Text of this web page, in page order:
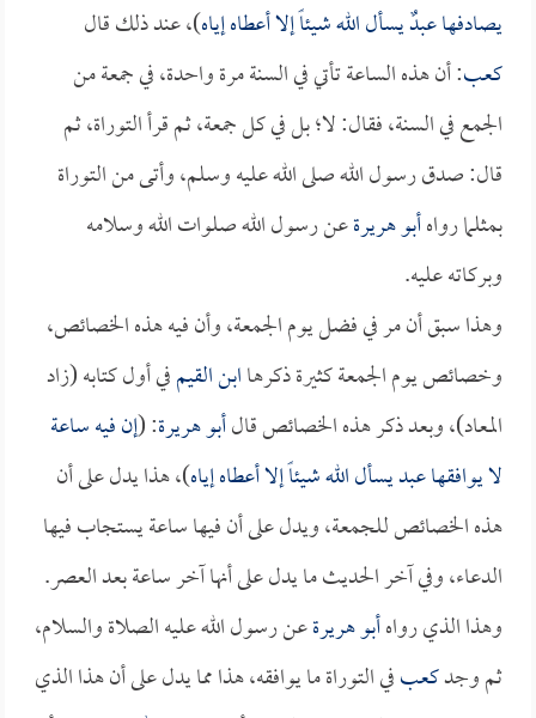
يصادفها عبدٌ يسأل الله شيئاً إلا أعطاه إياه)، عند ذلك قال
كعب: أن هذه الساعة تأتي في السنة مرة واحدة، في جمعة من
الجمع في السنة، فقال: لا؛ بل في كل جمعة، ثم قرأ التوراة، ثم
قال: صدق رسول الله صلى الله عليه وسلم، وأتى من التوراة
بمثلما رواهأبو هريرةعن رسول الله صلوات الله وسلامه
وبركاته عليه.
وهذا سبق أن مر في فضل يوم الجمعة، وأن فيه هذه الخصائص،
وخصائص يوم الجمعة كثيرة ذكرهاابن القيمفي أول كتابه (زاد
المعاد)، وبعد ذكر هذه الخصائص قالأبو هريرة: (إن فيه ساعة
لا يوافقها عبد يسأل الله شيئاً إلا أعطاه إياه)، هذا يدل على أن
هذه الخصائص للجمعة، ويدل على أن فيها ساعة يستجاب فيها
الدعاء، وفي آخر الحديث ما يدل على أنها آخر ساعة بعد العصر.
وهذا الذي رواهأبو هريرةعن رسول الله عليه الصلاة والسلام،
ثم وجدكعبفي التوراة ما يوافقه، هذا مما يدل على أن هذا الذي